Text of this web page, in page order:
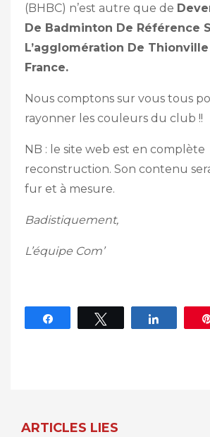
(BHBC) n’est autre que de
De Badminton De Référence
L’agglomération De
France.
Nous comptons sur vous tous
rayonner les couleurs du club !!
NB : le site web est en complète
reconstruction. Son contenu
fur et à mesure.
Badistiquement,
L’équipe Com’
Partagez Tweetez
ARTICLES LIES